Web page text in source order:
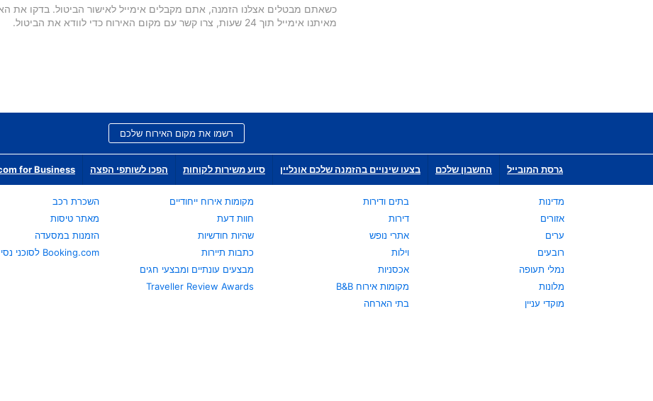
כשאתם מבטלים אצלנו הזמנה, אתם מקבלים אימייל לאישור הביטול. בדקו את
מאיתנו אימייל תוך 24 שעות, צרו קשר עם מקום האירוח כדי לוודא את הביטול.
רשמו את מקום האירוח שלכם
גרסת המובייל החשבון שלכם בצעו שינויים בהזמנה שלכם אונליין סיוע משירות לקוחות הפכו לשותפי הפצה for Business
מדינות
אזורים
ערים
רובעים
נמלי תעופה
מלונות
מוקדי עניין
בתים ודירות
דירות
אתרי נופש
וילות
אכסניות
מקומות אירוח B&B
בתי הארחה
מקומות אירוח ייחודיים
חוות דעת
שהיות חודשיות
כתבות תיירות
מבצעים עונתיים ומבצעי חגים
Traveller Review Awards
השכרת רכב
מאתר טיסות
הזמנות במסעדה
Booking.com לסוכני נסיעות